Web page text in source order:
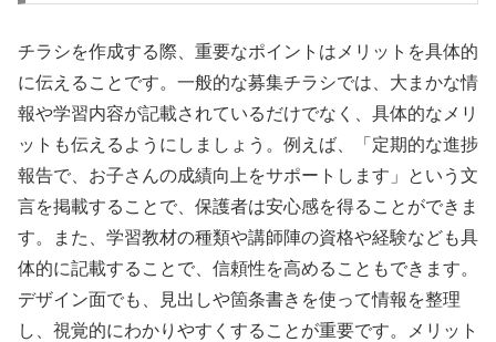
チラシを作成する際、重要なポイントはメリットを具体的
に伝えることです。一般的な募集チラシでは、大まかな情
報や学習内容が記載されているだけでなく、具体的なメリ
ットも伝えるようにしましょう。例えば、「定期的な進捗
報告で、お子さんの成績向上をサポートします」という文
言を掲載することで、保護者は安心感を得ることができま
す。また、学習教材の種類や講師陣の資格や経験なども具
体的に記載することで、信頼性を高めることもできます。
デザイン面でも、見出しや箇条書きを使って情報を整理
し、視覚的にわかりやすくすることが重要です。メリット